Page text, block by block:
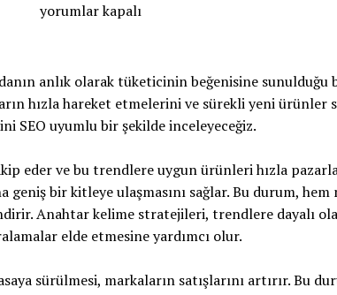
yorumlar kapalı
anlık olarak tüketicinin beğenisine sunulduğu
hızla hareket etmelerini ve sürekli yeni ürünler
SEO uyumlu bir şekilde inceleyeceğiz.
eder ve bu trendlere uygun ürünleri hızla
bir kitleye ulaşmasını sağlar. Bu durum,
Anahtar kelime stratejileri, trendlere dayalı
elde etmesine yardımcı olur.
sürülmesi, markaların satışlarını artırır. Bu